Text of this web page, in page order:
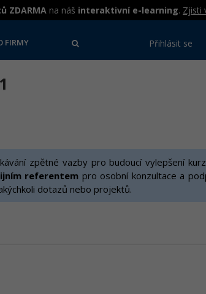
ZDARMA na náš interaktivní e-learning. Zjisti
FIRMY Přihlásit se
zpětné vazby pro budoucí vylepšení
referentem pro osobní konzultace a
dotazů nebo projektů.